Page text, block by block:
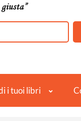
i tuoi libri